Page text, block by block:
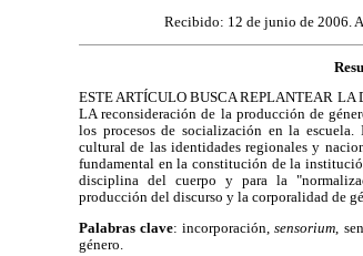
Recibido: 12 de junio de 2006.
ESTE ARTÍCULO BUSCA REPLANTEAR
LA reconsideración de la producción de
los procesos de socialización en la
cultural de las identidades regionales y
fundamental en la constitución de la
disciplina del cuerpo y para la
producción del discurso y la corporalidad de
Palabras clave: incorporación,sensorium,
género.